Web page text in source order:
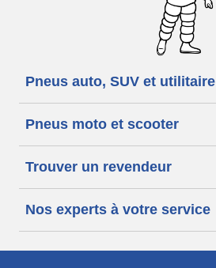
Pneus auto, SUV et utilitaire
Pneus moto et scooter
Trouver un revendeur
Nos experts à votre service